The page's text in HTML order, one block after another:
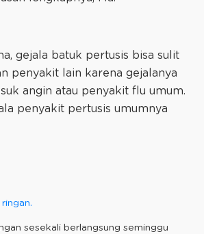
gejala batuk pertusis bisa sulit
penyakit lain karena gejalanya
angin atau penyakit flu umum.
penyakit pertusis umumnya
sesekali berlangsung seminggu